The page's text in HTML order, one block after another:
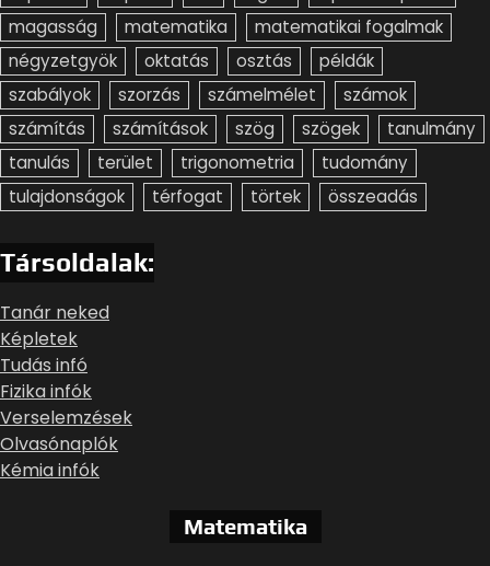
magasság
matematika
matematikai fogalmak
négyzetgyök
oktatás osztás
példák
szabályok
szorzás számelmélet
számok
számítás
számítások szög szögek
tanulmány
tanulás
terület trigonometria
tudomány
tulajdonságok
térfogat törtek összeadás
Társoldalak:
Tanár neked
Képletek
Tudás infó
Fizika infók
Verselemzések
Olvasónaplók
Kémia infók
Matematika